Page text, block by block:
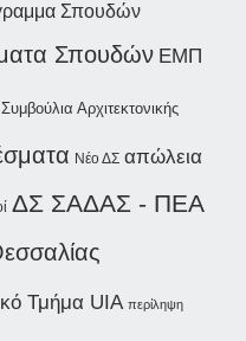
Σπουδών
Σπουδών ΕΜΠ
Συμβούλια Αρχιτεκτονικής
Νέο ΔΣ απώλεια
ΔΣ ΣΑΔΑΣ - ΠΕΑ
Τμήμα UIA περίληψη